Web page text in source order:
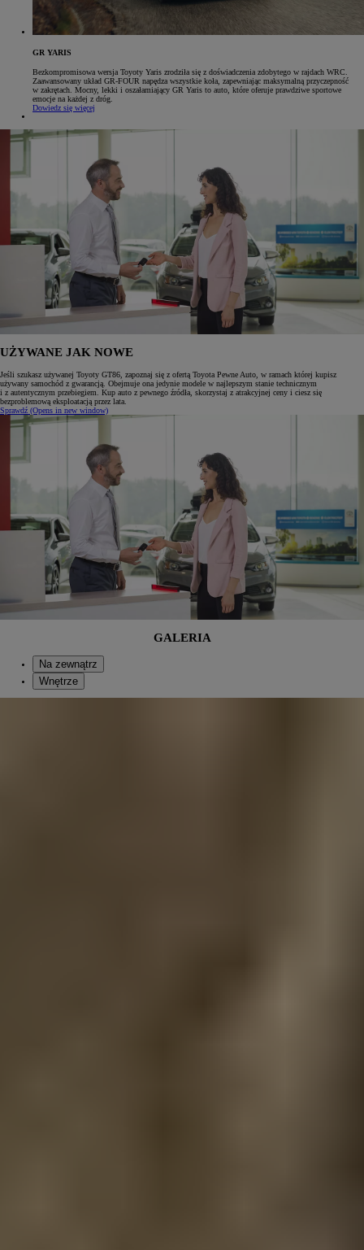
GR YARIS
Bezkompromisowa wersja Toyoty Yaris zrodziła się z doświadczenia zdobytego w rajdach WRC.
Zaawansowany układ GR-FOUR napędza wszystkie koła, zapewniając maksymalną przyczepność
w zakrętach. Mocny, lekki i oszałamiający GR Yaris to auto, które oferuje prawdziwe sportowe
emocje na każdej z dróg.
Dowiedz się więcej
UŻYWANE JAK NOWE
Jeśli szukasz używanej Toyoty GT86, zapoznaj się z ofertą Toyota Pewne Auto, w ramach której kupisz
używany samochód z gwarancją. Obejmuje ona jedynie modele w najlepszym stanie technicznym
i z autentycznym przebiegiem. Kup auto z pewnego źródła, skorzystaj z atrakcyjnej ceny i ciesz się
bezproblemową eksploatacją przez lata.
Sprawdź (Opens in new window)
GALERIA
Na zewnątrz
Wnętrze